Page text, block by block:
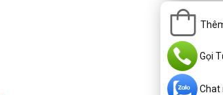
Gọi
Chat